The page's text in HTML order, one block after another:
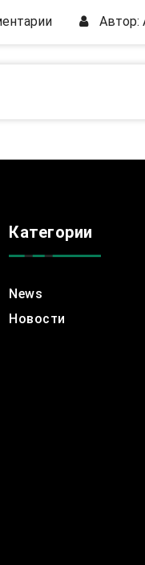
Автор:
Категории
News
Новости